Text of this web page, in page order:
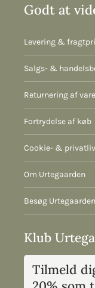
Godt at
Levering &
Salgs- &
Returnering af
Fortrydelse af køb
Cookie- &
Om Urtegaarden
Besøg
Klub
Tilmeld